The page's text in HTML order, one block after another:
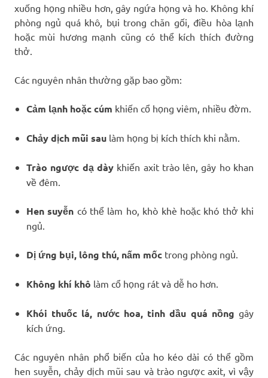
xuống họng nhiều hơn, gây ngứa họng và ho. Không khí
phòng ngủ quá khô, bụi trong chăn gối, điều hòa lạnh
hoặc mùi hương mạnh cũng có thể kích thích đường
thở.
Các nguyên nhân thường gặp bao gồm:
Cảm lạnh hoặc cúm khiến cổ họng viêm, nhiều đờm.
Chảy dịch mũi sau làm họng bị kích thích khi nằm.
Trào ngược dạ dàykhiến axit trào lên, gây ho khan
về đêm.
Hen suyễn có thể làm ho, khò khè hoặc khó thở khi
ngủ.
Dị ứng bụi, lông thú, nấm mốc trong phòng ngủ.
Không khí khô làm cổ họng rát và dễ ho hơn.
Khói thuốc lá, nước hoa, tinh dầu quá nồng gây
kích ứng.
Các nguyên nhân phổ biến của ho kéo dài có thể gồm
hen suyễn, chảy dịch mũi sau và trào ngược axit, vì vậy